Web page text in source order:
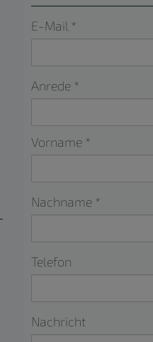
E-Mail
Anrede
Vorname
Nachname
Telefon
Nachricht